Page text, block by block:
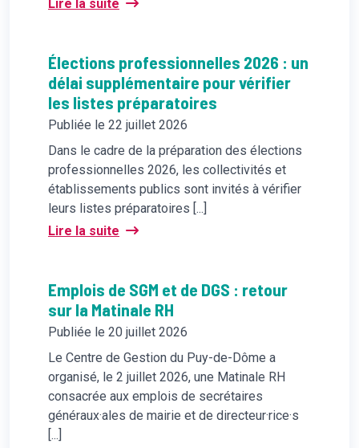
Lire la suite
Élections professionnelles 2026 : un
délai supplémentaire pour vérifier
les listes préparatoires
Publiée le 22 juillet 2026
Dans le cadre de la préparation des élections
professionnelles 2026, les collectivités et
établissements publics sont invités à vérifier
leurs listes préparatoires [...]
Lire la suite
Emplois de SGM et de DGS : retour
sur la Matinale RH
Publiée le 20 juillet 2026
Le Centre de Gestion du Puy-de-Dôme a
organisé, le 2 juillet 2026, une Matinale RH
consacrée aux emplois de secrétaires
généraux·ales de mairie et de directeur·rice·s
[...]